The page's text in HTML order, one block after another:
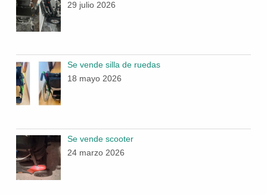
29 julio 2026
Se vende silla de ruedas
18 mayo 2026
Se vende scooter
24 marzo 2026